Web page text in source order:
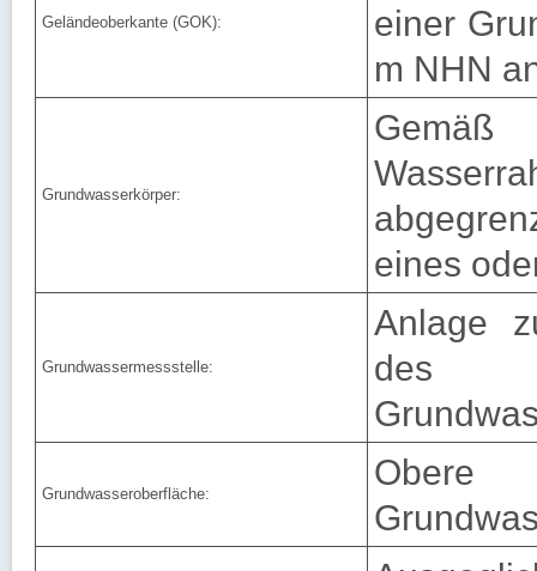
Geländeoberkante (GOK):
einer
m NHN
Grundwasserkörper:
eines
Grundwassermessstelle:
Anlage
des
Grundwasseroberfläche: